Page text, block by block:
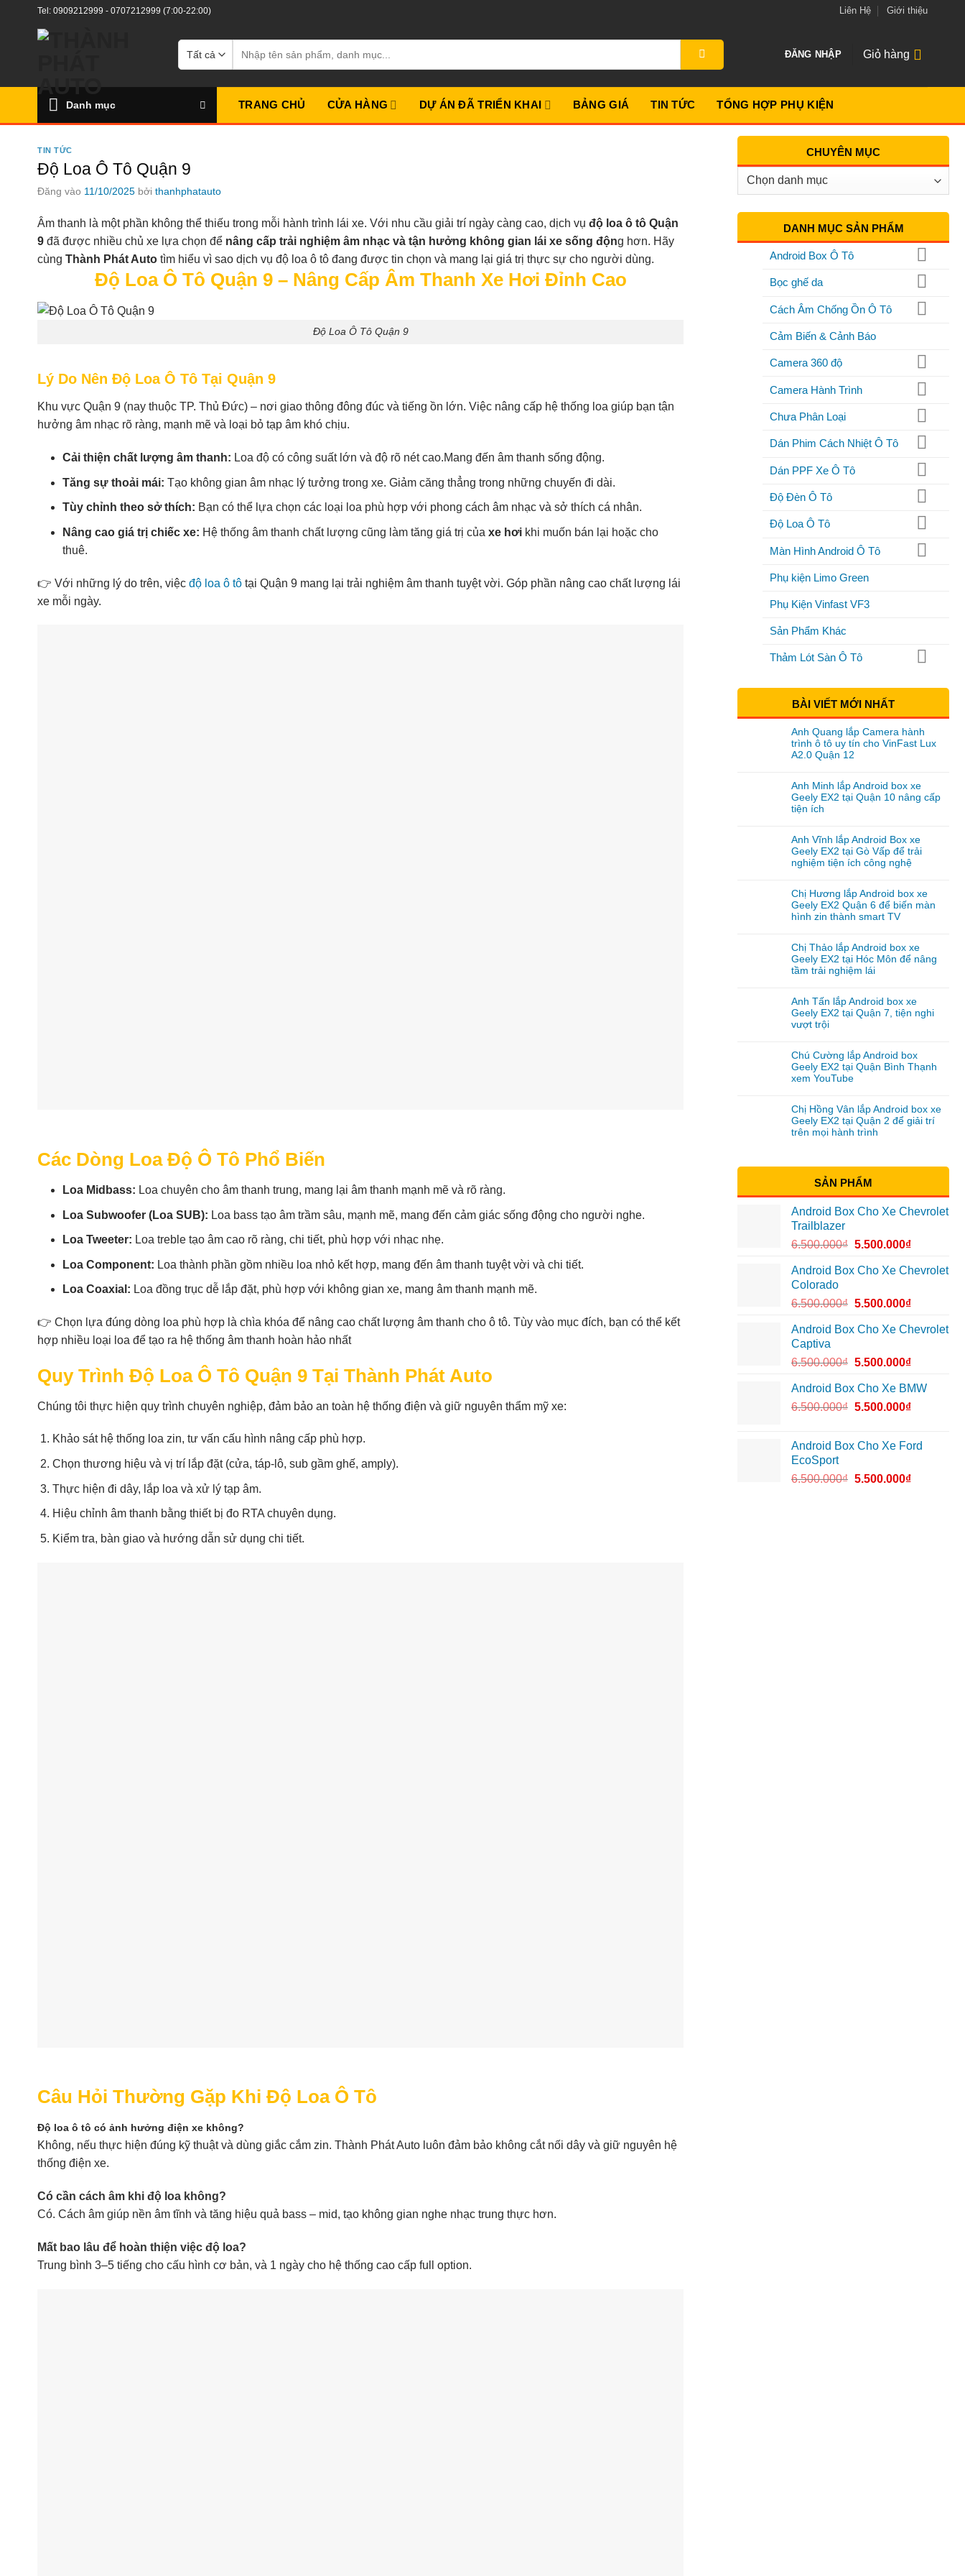
Tel: 0909212999 - 0707212999 (7:00-22:00) Liên Hệ Giới thiệu
kiếm:
ĐĂNG NHẬP Giỏ hàng
Danh mục TRANG CHỦ CỬA HÀNG DỰ ÁN ĐÃ TRIỂN KHAI BẢNG GIÁ TIN TỨC TỔNG HỢP PHỤ KIỆN
TIN TỨC
Độ Loa Ô Tô Quận 9
Đăng vào 11/10/2025 bởi thanhphatauto
Âm thanh là một phần không thể thiếu trong mỗi hành trình lái xe. Với nhu cầu giải trí ngày càng cao, dịch vụ độ loa ô tô Quận
9 đã được nhiều chủ xe lựa chọn để nâng cấp trải nghiệm âm nhạc và tận hưởng không gian lái xe sống động hơn. Hãy
cùng Thành Phát Auto tìm hiểu vì sao dịch vụ độ loa ô tô đang được tin chọn và mang lại giá trị thực sự cho người dùng.
Độ Loa Ô Tô Quận 9 – Nâng Cấp Âm Thanh Xe Hơi Đỉnh Cao
Độ Loa Ô Tô Quận 9
Lý Do Nên Độ Loa Ô Tô Tại Quận 9
Khu vực Quận 9 (nay thuộc TP. Thủ Đức) – nơi giao thông đông đúc và tiếng ồn lớn. Việc nâng cấp hệ thống loa giúp bạn tận
hưởng âm nhạc rõ ràng, mạnh mẽ và loại bỏ tạp âm khó chịu.
Cải thiện chất lượng âm thanh: Loa độ có công suất lớn và độ rõ nét cao.Mang đến âm thanh sống động.
Tăng sự thoải mái: Tạo không gian âm nhạc lý tưởng trong xe. Giảm căng thẳng trong những chuyến đi dài.
Tùy chỉnh theo sở thích: Bạn có thể lựa chọn các loại loa phù hợp với phong cách âm nhạc và sở thích cá nhân.
Nâng cao giá trị chiếc xe: Hệ thống âm thanh chất lượng cũng làm tăng giá trị của xe hơi khi muốn bán lại hoặc cho
thuê.
👉 Với những lý do trên, việc độ loa ô tô tại Quận 9 mang lại trải nghiệm âm thanh tuyệt vời. Góp phần nâng cao chất lượng lái
xe mỗi ngày.
Các Dòng Loa Độ Ô Tô Phổ Biến
Loa Midbass: Loa chuyên cho âm thanh trung, mang lại âm thanh mạnh mẽ và rõ ràng.
Loa Subwoofer (Loa SUB): Loa bass tạo âm trầm sâu, mạnh mẽ, mang đến cảm giác sống động cho người nghe.
Loa Tweeter: Loa treble tạo âm cao rõ ràng, chi tiết, phù hợp với nhạc nhẹ.
Loa Component: Loa thành phần gồm nhiều loa nhỏ kết hợp, mang đến âm thanh tuyệt vời và chi tiết.
Loa Coaxial: Loa đồng trục dễ lắp đặt, phù hợp với không gian xe, mang âm thanh mạnh mẽ.
👉 Chọn lựa đúng dòng loa phù hợp là chìa khóa để nâng cao chất lượng âm thanh cho ô tô. Tùy vào mục đích, bạn có thể kết
hợp nhiều loại loa để tạo ra hệ thống âm thanh hoàn hảo nhất
Quy Trình Độ Loa Ô Tô Quận 9 Tại Thành Phát Auto
Chúng tôi thực hiện quy trình chuyên nghiệp, đảm bảo an toàn hệ thống điện và giữ nguyên thẩm mỹ xe:
Khảo sát hệ thống loa zin, tư vấn cấu hình nâng cấp phù hợp.
Chọn thương hiệu và vị trí lắp đặt (cửa, táp-lô, sub gầm ghế, amply).
Thực hiện đi dây, lắp loa và xử lý tạp âm.
Hiệu chỉnh âm thanh bằng thiết bị đo RTA chuyên dụng.
Kiểm tra, bàn giao và hướng dẫn sử dụng chi tiết.
Câu Hỏi Thường Gặp Khi Độ Loa Ô Tô
Độ loa ô tô có ảnh hưởng điện xe không?
Không, nếu thực hiện đúng kỹ thuật và dùng giắc cắm zin. Thành Phát Auto luôn đảm bảo không cắt nối dây và giữ nguyên hệ
thống điện xe.
Có cần cách âm khi độ loa không?
Có. Cách âm giúp nền âm tĩnh và tăng hiệu quả bass – mid, tạo không gian nghe nhạc trung thực hơn.
Mất bao lâu để hoàn thiện việc độ loa?
Trung bình 3–5 tiếng cho cấu hình cơ bản, và 1 ngày cho hệ thống cao cấp full option.
CHUYÊN MỤC
Chuyên
DANH MỤC SẢN PHẨM
Android Box Ô Tô
Bọc ghế da
Cách Âm Chống Ồn Ô Tô
Cảm Biến & Cảnh Báo
Camera 360 độ
Camera Hành Trình
Chưa Phân Loại
Dán Phim Cách Nhiệt Ô Tô
Dán PPF Xe Ô Tô
Độ Đèn Ô Tô
Độ Loa Ô Tô
Màn Hình Android Ô Tô
Phụ kiện Limo Green
Phụ Kiện Vinfast VF3
Sản Phẩm Khác
Thảm Lót Sàn Ô Tô
BÀI VIẾT MỚI NHẤT
Anh Quang lắp Camera hành
trình ô tô uy tín cho VinFast Lux
A2.0 Quận 12
Anh Minh lắp Android box xe
Geely EX2 tại Quận 10 nâng cấp
tiện ích
Anh Vĩnh lắp Android Box xe
Geely EX2 tại Gò Vấp để trải
nghiệm tiện ích công nghệ
Chị Hương lắp Android box xe
Geely EX2 Quận 6 để biến màn
hình zin thành smart TV
Chị Thảo lắp Android box xe
Geely EX2 tại Hóc Môn để nâng
tầm trải nghiệm lái
Anh Tấn lắp Android box xe
Geely EX2 tại Quận 7, tiện nghi
vượt trội
Chú Cường lắp Android box
Geely EX2 tại Quận Bình Thạnh
xem YouTube
Chị Hồng Vân lắp Android box xe
Geely EX2 tại Quận 2 để giải trí
trên mọi hành trình
SẢN PHẨM
Android Box Cho Xe Chevrolet
Trailblazer
6.500.000₫ 5.500.000₫
Android Box Cho Xe Chevrolet
Colorado
6.500.000₫ 5.500.000₫
Android Box Cho Xe Chevrolet
Captiva
6.500.000₫ 5.500.000₫
Android Box Cho Xe BMW
6.500.000₫ 5.500.000₫
Android Box Cho Xe Ford
EcoSport
6.500.000₫ 5.500.000₫